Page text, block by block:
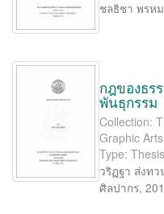
ชลธิชา พรห
กฎของธร
พันธุกรรม
Collection:
Graphic
Type: Thesis
วริฏฐา ส่งทว
ศิลปากร,